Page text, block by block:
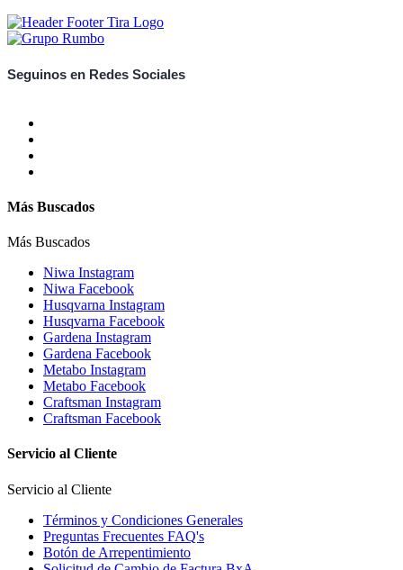
Seguinos en Redes Sociales
Más Buscados
Más Buscados
Niwa Instagram
Niwa Facebook
Husqvarna Instagram
Husqvarna Facebook
Gardena Instagram
Gardena Facebook
Metabo Instagram
Metabo Facebook
Craftsman Instagram
Craftsman Facebook
Servicio al Cliente
Servicio al Cliente
Términos y Condiciones Generales
Preguntas Frecuentes FAQ's
Botón de Arrepentimiento